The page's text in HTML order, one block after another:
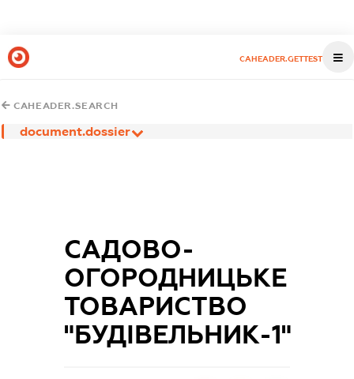
CAHEADER.GETTEST
CAHEADER.SEARCH
document.dossier
САДОВО-
ОГОРОДНИЦЬКЕ
ТОВАРИСТВО
"БУДІВЕЛЬНИК-1"